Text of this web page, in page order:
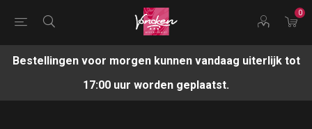
0
Bestellingen voor morgen kunnen vandaag uiterlijk tot
17:00 uur worden geplaatst.